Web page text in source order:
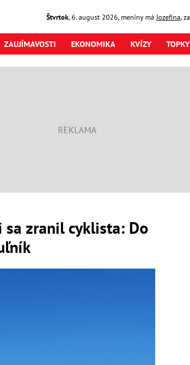
Štvrtok,6. august2026, meniny má Jozefína,
ZAUJÍMAVOSTI EKONOMIKA KVÍZY
zranil cyklista: Do